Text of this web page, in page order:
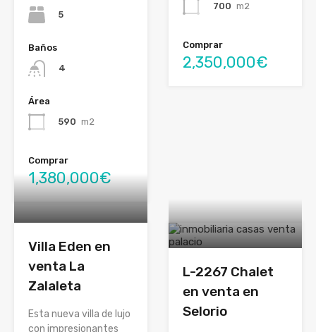
5
Baños
4
Área
590 m2
Comprar
1,380,000€
700 m2
Comprar
2,350,000€
Villa Eden en
venta La
Zalaleta
Esta nueva villa de lujo
con impresionantes
L-2267 Chalet
en venta en
Selorio